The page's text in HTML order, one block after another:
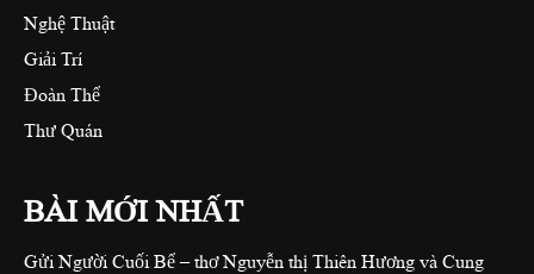
Nghệ Thuật
Giải Trí
Đoàn Thể
Thư Quán
BÀI MỚI NHẤT
Gửi Người Cuối Bể – thơ Nguyễn thị Thiên Hương và Cung